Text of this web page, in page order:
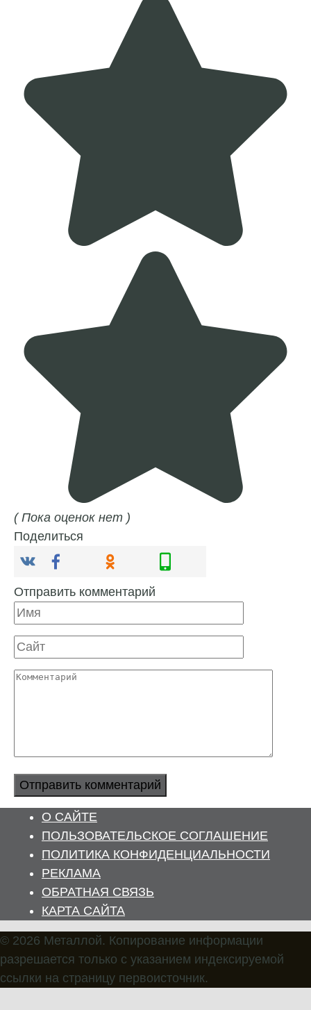
( Пока оценок нет )
Поделиться
Отправить комментарий
Имя
Сайт
Комментарий
О САЙТЕ
ПОЛЬЗОВАТЕЛЬСКОЕ СОГЛАШЕНИЕ
ПОЛИТИКА КОНФИДЕНЦИАЛЬНОСТИ
РЕКЛАМА
ОБРАТНАЯ СВЯЗЬ
КАРТА САЙТА
© 2026 Металлой. Копирование информации
разрешается только с указанием индексируемой
ссылки на страницу первоисточник.